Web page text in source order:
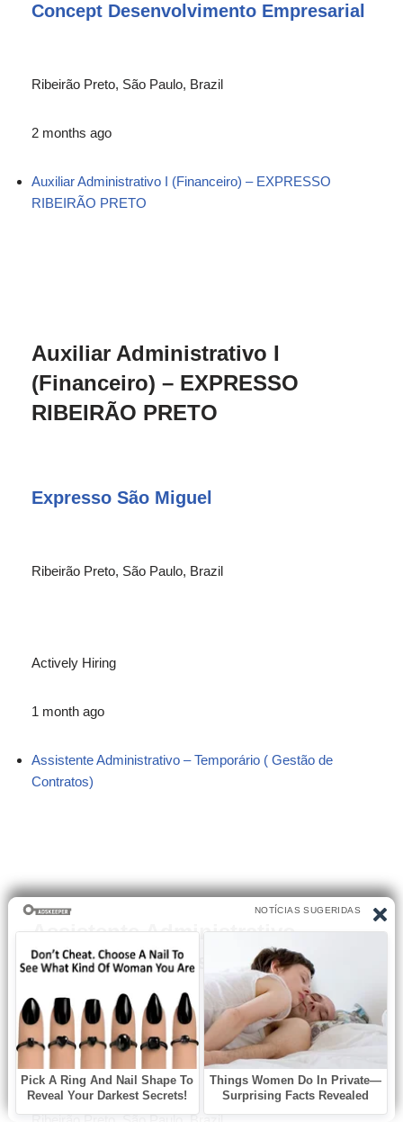
Concept Desenvolvimento Empresarial
Ribeirão Preto, São Paulo, Brazil
2 months ago
Auxiliar Administrativo I (Financeiro) – EXPRESSO
RIBEIRÃO PRETO
Auxiliar Administrativo I
(Financeiro) – EXPRESSO
RIBEIRÃO PRETO
Expresso São Miguel
Ribeirão Preto, São Paulo, Brazil
Actively Hiring
1 month ago
Assistente Administrativo – Temporário ( Gestão de
Contratos)
Assistente Administrativo –
Temporário ( Gestão de Contratos)
ADM